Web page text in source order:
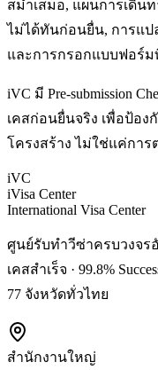
สม่ำเสมอ, แผนการเดิน
ไม่ได้ทันก่อนยื่น, การแป
และการกรอกแบบฟอร์ม
iVC มี Pre-submission
เคสก่อนยื่นจริง เพื่อป้อ
โครงสร้าง ไม่ใช่แค่การ
iVC
iVisa Center
International Visa Center
ศูนย์รับทำวีซ่าครบวงจร
เคสสำเร็จ · 99.8%
77 จังหวัดทั่วไทย
สำนักงานใหญ่